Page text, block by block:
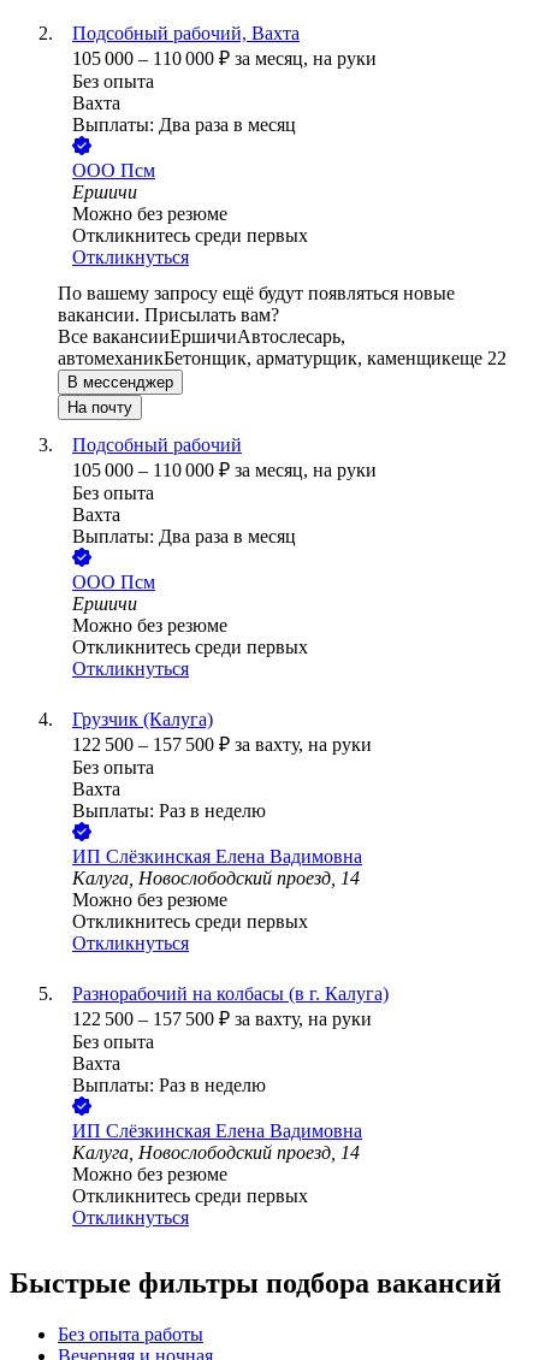
Подсобный рабочий, Вахта
105 000 – 110 000 ₽ за месяц, на руки
Без опыта
Вахта
Выплаты: Два раза в месяц
ООО Псм
Ершичи
Можно без резюме
Откликнитесь среди первых
Откликнуться
По вашему запросу ещё будут появляться новые
вакансии. Присылать вам?
Все вакансииЕршичиАвтослесарь,
автомеханикБетонщик, арматурщик, каменщикеще 22
В мессенджер
На почту
Подсобный рабочий
105 000 – 110 000 ₽ за месяц, на руки
Без опыта
Вахта
Выплаты: Два раза в месяц
ООО Псм
Ершичи
Можно без резюме
Откликнитесь среди первых
Откликнуться
Грузчик (Калуга)
122 500 – 157 500 ₽ за вахту, на руки
Без опыта
Вахта
Выплаты: Раз в неделю
ИП Слёзкинская Елена Вадимовна
Калуга, Новослободский проезд, 14
Можно без резюме
Откликнитесь среди первых
Откликнуться
Разнорабочий на колбасы (в г. Калуга)
122 500 – 157 500 ₽ за вахту, на руки
Без опыта
Вахта
Выплаты: Раз в неделю
ИП Слёзкинская Елена Вадимовна
Калуга, Новослободский проезд, 14
Можно без резюме
Откликнитесь среди первых
Откликнуться
Быстрые фильтры подбора вакансий
Без опыта работы